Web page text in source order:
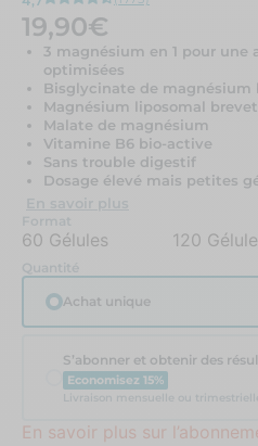
19,90€
3 magnésium en 1 pour une
optimisées
Bisglycinate de magnésium
Magnésium liposomal
Malate de magnésium
Vitamine B6 bio-active
Sans trouble digestif
Dosage élevé mais petites
En savoir plus
Format
60 Gélules 120
Quantité
Achat unique
S’abonner et obtenir des
Economisez 15%
Livraison mensuelle ou
En savoir plus sur